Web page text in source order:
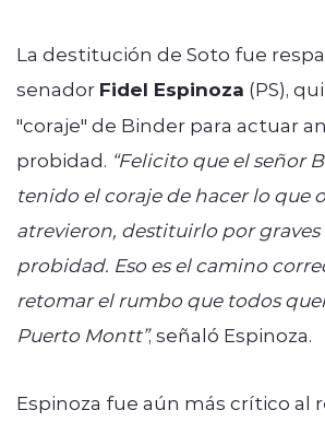
La destitución de Soto fue
senador Fidel Espinoza (PS),
"coraje" de Binder para actuar
probidad. “Felicito que el señor
tenido el coraje de hacer lo que
atrevieron, destituirlo por graves
probidad. Eso es el camino
retomar el rumbo que todos
Puerto Montt”, señaló Espinoza.
Espinoza fue aún más crítico al